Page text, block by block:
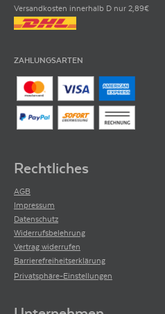
Versandkosten innerhalb D nur 2,89€
ZAHLUNGSARTEN
Rechtliches
AGB
Impressum
Datenschutz
Widerrufsbelehrung
Vertrag widerrufen
Barrierefreiheitserklärung
Privatsphäre-Einstellungen